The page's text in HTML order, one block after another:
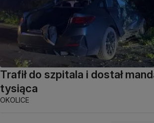
Trafił do szpitala i dostał
tysiąca
OKOLICE